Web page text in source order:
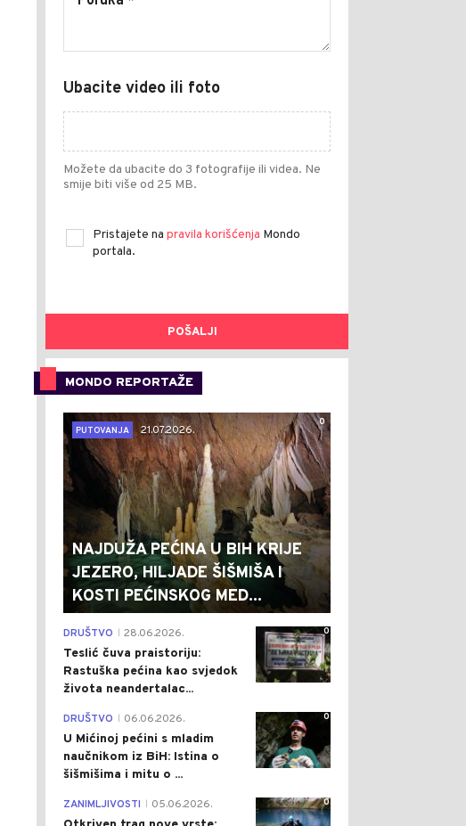
Ubacite video ili foto
Možete da ubacite do 3 fotografije ili videa. Ne
smije biti više od 25 MB.
Pristajete na pravila korišćenja Mondo
portala.
POŠALJI
MONDO REPORTAŽE
0
PUTOVANJA
21.07.2026.
NAJDUŽA PEĆINA U BIH KRIJE
JEZERO, HILJADE ŠIŠMIŠA I
KOSTI PEĆINSKOG MED...
0
DRUŠTVO 28.06.2026.
Teslić čuva praistoriju:
Rastuška pećina kao svjedok
života neandertalac...
0
DRUŠTVO 06.06.2026.
U Mićinoj pećini s mladim
naučnikom iz BiH: Istina o
šišmišima i mitu o ...
0
ZANIMLJIVOSTI 05.06.2026.